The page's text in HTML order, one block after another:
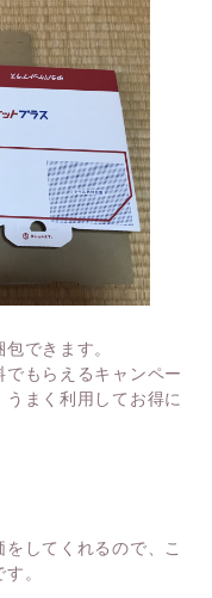
できます。
もらえるキャンペー
まく利用してお得に
してくれるので、こ
。